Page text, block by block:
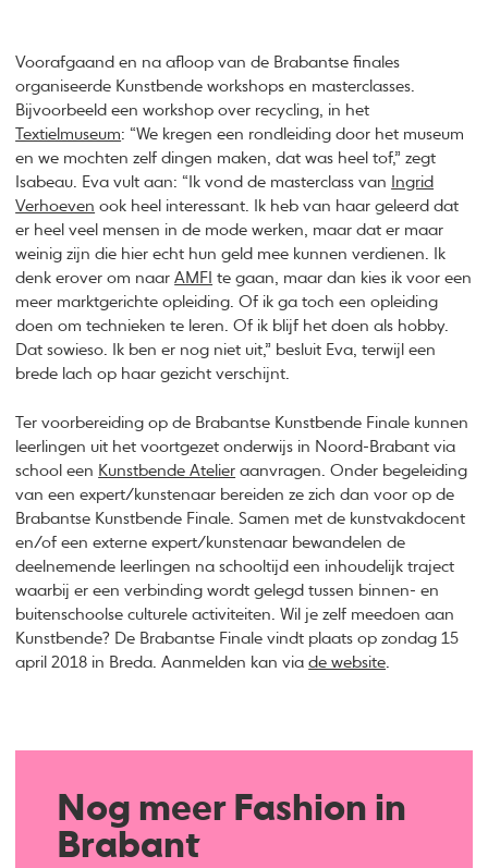
Voorafgaand en na afloop van de Brabantse finales
organiseerde Kunstbende workshops en masterclasses.
Bijvoorbeeld een workshop over recycling, in het
Textielmuseum: “We kregen een rondleiding door het museum
en we mochten zelf dingen maken, dat was heel tof,” zegt
Isabeau. Eva vult aan: “Ik vond de masterclass van
Ingrid
Verhoeven ook heel interessant. Ik heb van haar geleerd dat
er heel veel mensen in de mode werken, maar dat er maar
weinig zijn die hier echt hun geld mee kunnen verdienen. Ik
denk erover om naarAMFI te gaan, maar dan kies ik voor een
meer marktgerichte opleiding. Of ik ga toch een opleiding
doen om technieken te leren. Of ik blijf het doen als hobby.
Dat sowieso. Ik ben er nog niet uit,” besluit Eva, terwijl een
brede lach op haar gezicht verschijnt.
Ter voorbereiding op de Brabantse Kunstbende Finale kunnen
leerlingen uit het voortgezet onderwijs in Noord-Brabant via
school een Kunstbende Atelier aanvragen. Onder begeleiding
van een expert/kunstenaar bereiden ze zich dan voor op de
Brabantse Kunstbende Finale. Samen met de kunstvakdocent
en/of een externe expert/kunstenaar bewandelen de
deelnemende leerlingen na schooltijd een inhoudelijk traject
waarbij er een verbinding wordt gelegd tussen binnen- en
buitenschoolse culturele activiteiten. Wil je zelf meedoen aan
Kunstbende? De Brabantse Finale vindt plaats op zondag 15
april 2018 in Breda. Aanmelden kan viade website
Nog meer Fashion in
Brabant